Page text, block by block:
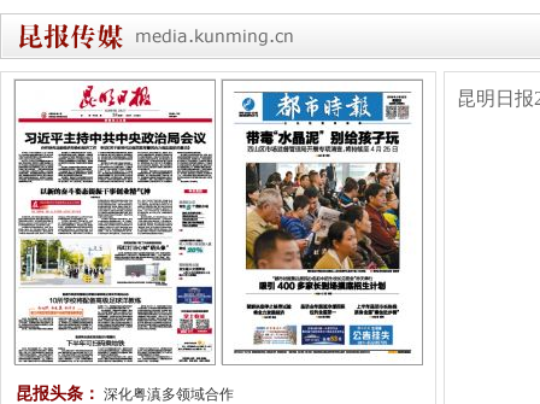
昆报头条： 深化粤滇多领域合作
昆明日报